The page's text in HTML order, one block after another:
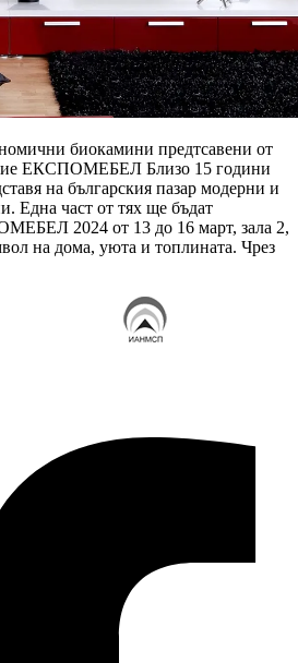
биокамини предтсавени от
ЕКСПОМЕБЕЛ Близо 15 години
на българския пазар модерни и
Една част от тях ще бъдат
2024 от 13 до 16 март, зала 2,
на дома, уюта и топлината. Чрез